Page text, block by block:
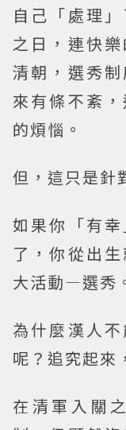
自己「處理
之日，連快
清朝，選秀
來有條不紊，
的煩惱。
但，這只是針
如果你「有
了，你從出
大活動—選秀
為什麼漢人
呢？追究起來
在清軍入關